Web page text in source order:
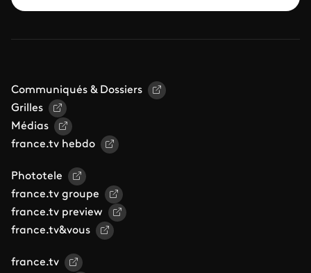
Communiqués & Dossiers
Grilles
Médias
france.tv hebdo
Phototele
france.tv groupe
france.tv preview
france.tv&vous
france.tv